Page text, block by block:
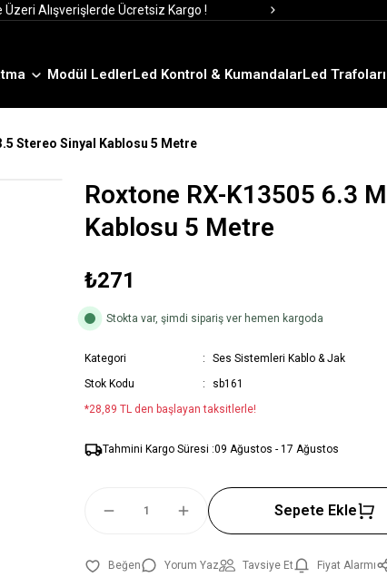
Üzeri Alışverişlerde Ücretsiz Kargo !
Siparişlerde Aynı Gün Gönderim !
Modül LedlerLed Kontrol & KumandalarLed Trafoları
Stereo Sinyal Kablosu 5 Metre
Roxtone RX-K13505 6.3
Kablosu 5 Metre
₺271
Stokta var, şimdi sipariş ver hemen kargoda
Kategori
Ses Sistemleri Kablo & Jak
Stok Kodu
sb161
*28,89 TL den başlayan taksitlerle!
Tahmini Kargo Süresi :09 Ağustos - 17 Ağustos
Sepete Ekle
Yorum Yaz Tavsiye Et Fiyat Alarmı